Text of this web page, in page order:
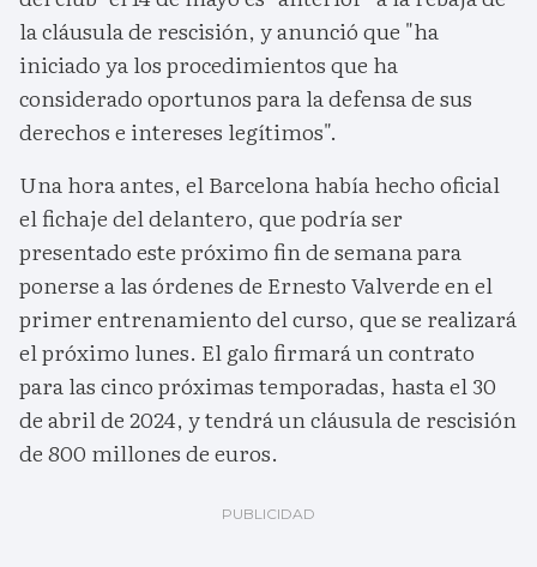
la cláusula de rescisión, y anunció que "ha
iniciado ya los procedimientos que ha
considerado oportunos para la defensa de sus
derechos e intereses legítimos".
Una hora antes, el Barcelona había hecho oficial
el fichaje del delantero, que podría ser
presentado este próximo fin de semana para
ponerse a las órdenes de Ernesto Valverde en el
primer entrenamiento del curso, que se realizará
el próximo lunes. El galo firmará un contrato
para las cinco próximas temporadas, hasta el 30
de abril de 2024, y tendrá un cláusula de rescisión
de 800 millones de euros.